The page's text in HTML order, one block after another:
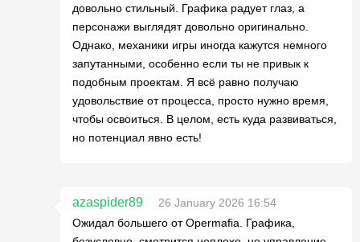
довольно стильный. Графика радует глаз, а
персонажи выглядят довольно оригинально.
Однако, механики игры иногда кажутся немного
запутанными, особенно если ты не привык к
подобным проектам. Я всё равно получаю
удовольствие от процесса, просто нужно время,
чтобы освоиться. В целом, есть куда развиваться,
но потенциал явно есть!
azaspider89
26 January 2026 16:54
Ожидал большего от Opermafia. Графика,